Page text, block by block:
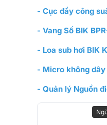
- Cục đẩy công
- Vang Số BIK
- Loa sub hơi BIK
- Micro không
- Quản lý Nguồn